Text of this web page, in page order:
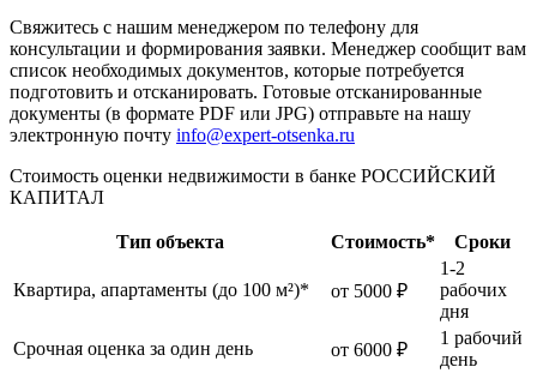
Свяжитесь с нашим менеджером по телефону для
консультации и формирования заявки. Менеджер сообщит вам
список необходимых документов, которые потребуется
подготовить и отсканировать. Готовые отсканированные
документы (в формате PDF или JPG) отправьте на нашу
электронную почту info@expert-otsenka.ru
Стоимость оценки недвижимости в банке РОССИЙСКИЙ
КАПИТАЛ
Тип объекта Стоимость* Сроки
Квартира, апартаменты (до 100 м²)* от 5000 ₽
1-2
рабочих
дня
Срочная оценка за один день
от 6000 ₽
1 рабочий
день